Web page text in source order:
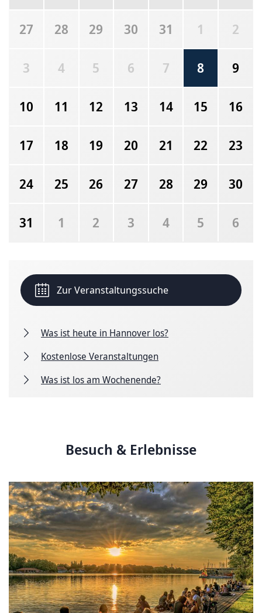
Zur Veranstaltungssuche
Was ist heute in Hannover los?
Kostenlose Veranstaltungen
Was ist los am Wochenende?
27 28 29 30 31 1 2
3 4 5 6 7 8 9
10 11 12 13 14 15 16
17 18 19 20 21 22 23
24 25 26 27 28 29 30
31 1 2 3 4 5 6
Besuch & Erlebnisse